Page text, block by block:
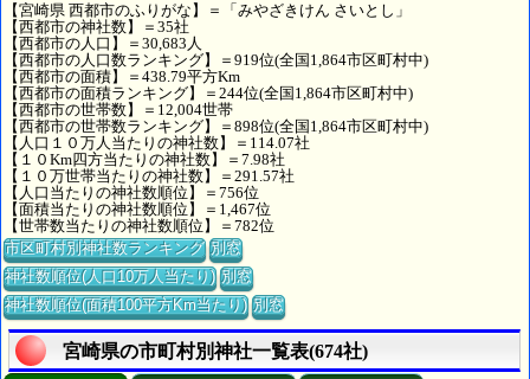
【宮崎県 西都市のふりがな】＝「みやざきけん さいとし」
【西都市の神社数】＝35社
【西都市の人口】＝30,683人
【西都市の人口数ランキング】＝919位(全国1,864市区町村中)
【西都市の面積】＝438.79平方Km
【西都市の面積ランキング】＝244位(全国1,864市区町村中)
【西都市の世帯数】＝12,004世帯
【西都市の世帯数ランキング】＝898位(全国1,864市区町村中)
【人口１０万人当たりの神社数】＝114.07社
【１０Km四方当たりの神社数】＝7.98社
【１０万世帯当たりの神社数】＝291.57社
【人口当たりの神社数順位】＝756位
【面積当たりの神社数順位】＝1,467位
【世帯数当たりの神社数順位】＝782位
市区町村別神社数ランキング 別窓
神社数順位(人口10万人当たり) 別窓
神社数順位(面積100平方Km当たり) 別窓
宮崎県の市町村別神社一覧表(674社)